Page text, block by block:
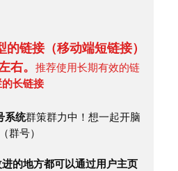
链接（移动端短链接）
右。 推荐使用长期有效的链
长链接
系统群策群力中！想一起开脑
群号）
的地方都可以通过用户主页